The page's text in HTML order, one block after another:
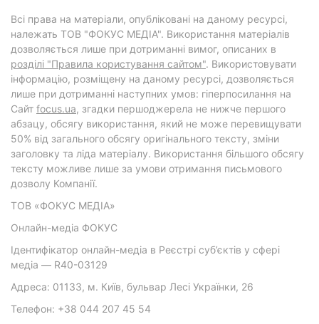
Всі права на матеріали, опубліковані на даному ресурсі,
належать ТОВ "ФОКУС МЕДІА". Використання матеріалів
дозволяється лише при дотриманні вимог, описаних в
розділі "Правила користування сайтом". Використовувати
інформацію, розміщену на даному ресурсі, дозволяється
лише при дотриманні наступних умов: гіперпосилання на
Cайт focus.ua, згадки першоджерела не нижче першого
абзацу, обсягу використання, який не може перевищувати
50% від загального обсягу оригінального тексту, зміни
заголовку та ліда матеріалу. Використання більшого обсягу
тексту можливе лише за умови отримання письмового
дозволу Компанії.
ТОВ «ФОКУС МЕДІА»
Онлайн-медіа ФОКУС
Ідентифікатор онлайн-медіа в Реєстрі суб’єктів у сфері
медіа — R40-03129
Адреса: 01133, м. Київ, бульвар Лесі Українки, 26
Телефон: +38 044 207 45 54